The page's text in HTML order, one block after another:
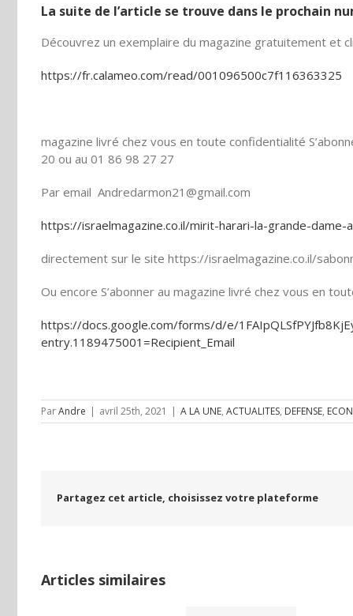
La suite de l’article se trouve dans le prochain
Découvrez un exemplaire du magazine gratuitement et
https://fr.calameo.com/read/001096500c7f116363325
magazine livré chez vous en toute confidentialité
20 ou au 01 86 98 27 27
Par email Andredarmon21@gmail.com
https://israelmagazine.co.il/mirit-harari-la-grande-dame-
directement sur le site https://israelmagazine.co.il/
Ou encore S’abonner au magazine livré chez vous en
https://docs.google.com/forms/d/e/
entry.1189475001=Recipient_Email
ParAndre | avril 25th, 2021 | A LA UNE, ACTUALITES, DEFENSE,
Partagez cet article, choisissez votre plateforme
Articles similaires